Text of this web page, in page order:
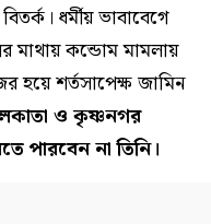
ধর্মীয় ভাবাবেগে
মাথায় কন্ডোম মামলায়
হয়ে শর্তসাপেক্ষ জামিন
ও কৃষ্ণনগর
পারবেন না তিনি।